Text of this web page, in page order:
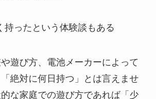
ったという体験談もある
遊び方、電池メーカーによって
絶対に何日持つ」とは言えませ
な家庭での遊び方であれば「少